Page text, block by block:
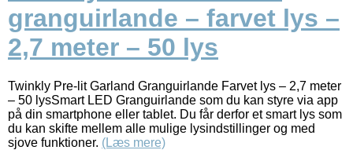
granguirlande – farvet lys –
2,7 meter – 50 lys
Twinkly Pre-lit Garland Granguirlande Farvet lys – 2,7 meter
– 50 lysSmart LED Granguirlande som du kan styre via app
på din smartphone eller tablet. Du får derfor et smart lys som
du kan skifte mellem alle mulige lysindstillinger og med
sjove funktioner. (Læs mere)